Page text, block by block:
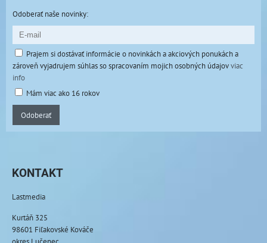
Odoberať naše novinky:
Prajem si dostávať informácie o novinkách a akciových ponukách a
zároveň vyjadrujem súhlas so spracovaním mojich osobných údajovviac
info
Mám viac ako 16 rokov
Odoberať
KONTAKT
Lastmedia
Kurtáň 325
98601 Fiľakovské Kováče